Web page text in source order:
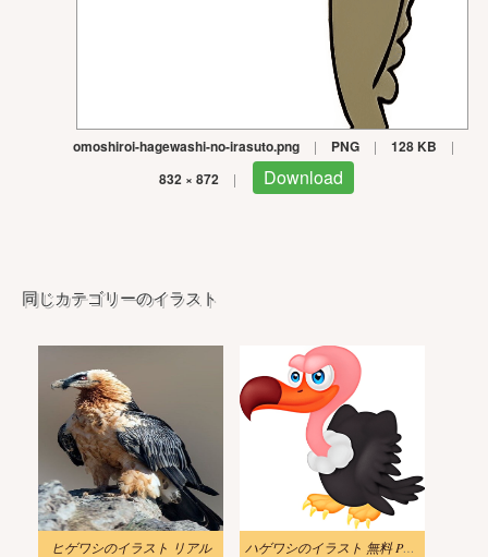
omoshiroi-hagewashi-no-irasuto.png | PNG | 128 KB |
832 × 872 | Download
同じカテゴリーのイラスト
ヒゲワシのイラスト リアル ハゲワシのイラスト 無料 PNG 画像 2